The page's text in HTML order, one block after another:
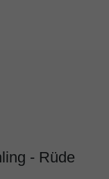
- Rüde